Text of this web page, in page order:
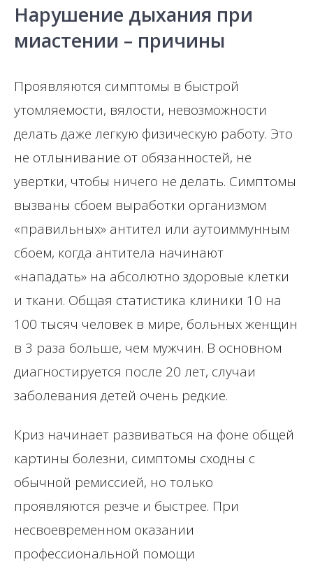
Нарушение дыхания при
миастении – причины
Проявляются симптомы в быстрой
утомляемости, вялости, невозможности
делать даже легкую физическую работу. Это
не отлынивание от обязанностей, не
увертки, чтобы ничего не делать. Симптомы
вызваны сбоем выработки организмом
«правильных» антител или аутоиммунным
сбоем, когда антитела начинают
«нападать» на абсолютно здоровые клетки
и ткани. Общая статистика клиники 10 на
100 тысяч человек в мире, больных женщин
в 3 раза больше, чем мужчин. В основном
диагностируется после 20 лет, случаи
заболевания детей очень редкие.
Криз начинает развиваться на фоне общей
картины болезни, симптомы сходны с
обычной ремиссией, но только
проявляются резче и быстрее. При
несвоевременном оказании
профессиональной помощи